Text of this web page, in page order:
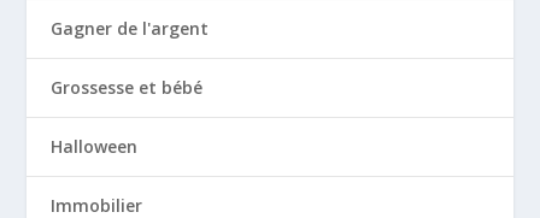
Gagner de l'argent
Grossesse et bébé
Halloween
Immobilier